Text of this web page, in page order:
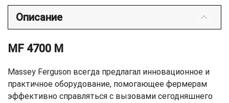
Описание
MF 4700 M
Massey Ferguson всегда предлагал инновационное и
практичное оборудование, помогающее фермерам
эффективно справляться с вызовами сегодняшнего